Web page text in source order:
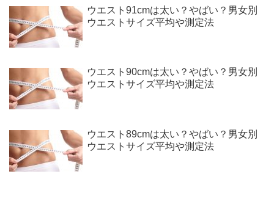
ウエスト91cmは太い？やばい？男女別
ウエストサイズ平均や測定法
ウエスト90cmは太い？やばい？男女別
ウエストサイズ平均や測定法
ウエスト89cmは太い？やばい？男女別
ウエストサイズ平均や測定法